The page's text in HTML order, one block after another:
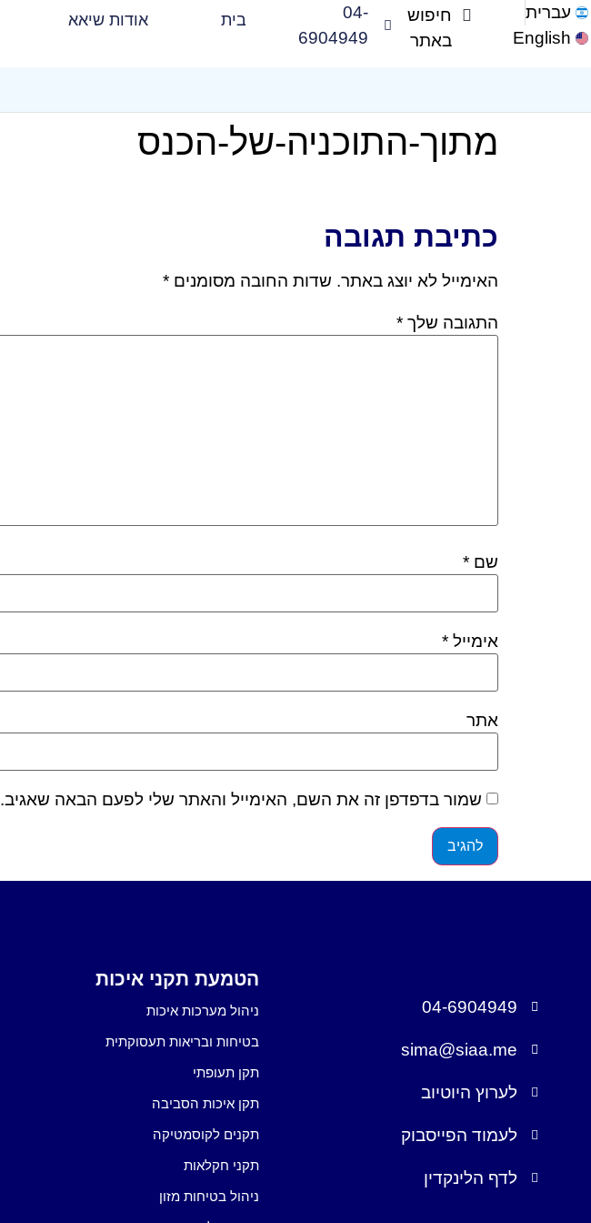
עברית
English
04-
6904949
בית אודות שיאא
מתוך-התוכניה-של-הכנס
כתיבת תגובה
האימייל לא יוצג באתר. שדות החובה מסומנים *
התגובה שלך *
שם *
אימייל *
אתר
שמור בדפדפן זה את השם, האימייל והאתר שלי לפעם הבאה שאגיב.
04-6904949
sima@siaa.me
לערוץ היוטיוב
לעמוד הפייסבוק
לדף הלינקדין
הטמעת תקני איכות
ניהול מערכות איכות
בטיחות ובריאות תעסוקתית
תקן תעופתי
תקן איכות הסביבה
תקנים לקוסמטיקה
תקני חקלאות
ניהול בטיחות מזון